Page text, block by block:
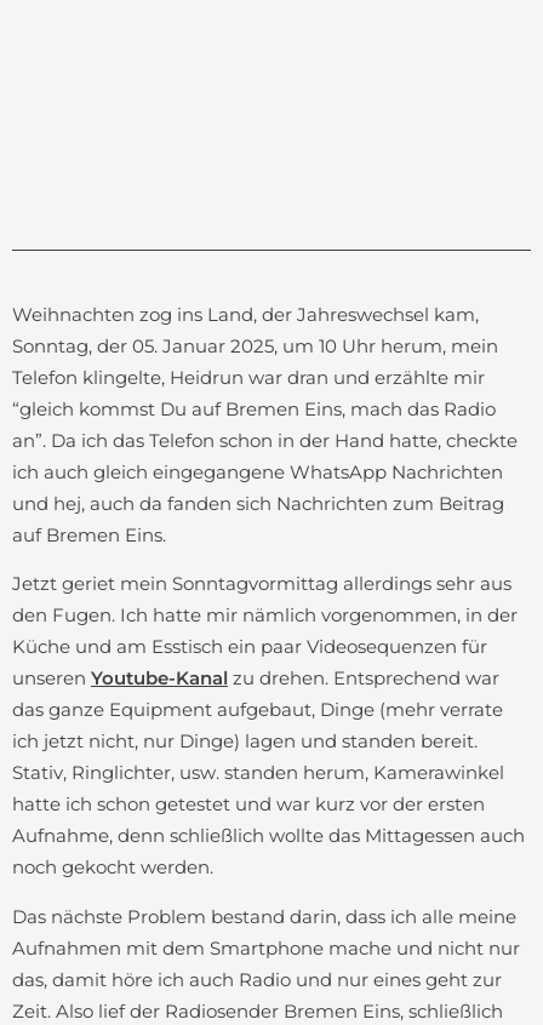
Weihnachten zog ins Land, der Jahreswechsel kam,
Sonntag, der 05. Januar 2025, um 10 Uhr herum, mein
Telefon klingelte, Heidrun war dran und erzählte mir
“gleich kommst Du auf Bremen Eins, mach das Radio
an”. Da ich das Telefon schon in der Hand hatte, checkte
ich auch gleich eingegangene WhatsApp Nachrichten
und hej, auch da fanden sich Nachrichten zum Beitrag
auf Bremen Eins.
Jetzt geriet mein Sonntagvormittag allerdings sehr aus
den Fugen. Ich hatte mir nämlich vorgenommen, in der
Küche und am Esstisch ein paar Videosequenzen für
unseren Youtube-Kanal zu drehen. Entsprechend war
das ganze Equipment aufgebaut, Dinge (mehr verrate
ich jetzt nicht, nur Dinge) lagen und standen bereit.
Stativ, Ringlichter, usw. standen herum, Kamerawinkel
hatte ich schon getestet und war kurz vor der ersten
Aufnahme, denn schließlich wollte das Mittagessen auch
noch gekocht werden.
Das nächste Problem bestand darin, dass ich alle meine
Aufnahmen mit dem Smartphone mache und nicht nur
das, damit höre ich auch Radio und nur eines geht zur
Zeit. Also lief der Radiosender Bremen Eins, schließlich